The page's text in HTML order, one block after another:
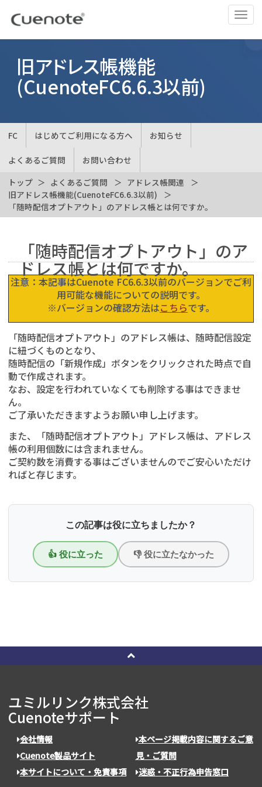
ナ
ビ
ゲ
切
旧アドレス帳機能
(CuenoteFC6.6.3以前)
FC はじめてご利用になる方へ お知らせ
よくあるご質問
お問い合わせ
トップ
よくあるご質問
アドレス帳関連
旧アドレス帳機能(CuenoteFC6.6.3以前)
「随時配信オプトアウト」のアドレス帳とは何ですか。
「随時配信オプトアウト」のア
ドレス帳とは何ですか。
注意：本記事はCuenote FC6.6.3以前のバージョンでご利
用可能な機能についての説明です。
※バージョンの確認方法はこちらです。
「随時配信オプトアウト」のアドレス帳は、随時配信設定
に紐づくものとなり、
随時配信の「新規作成」ボタンをクリックされた時点で自
動で作成されます。
なお、設定を行われていなくても削除する事はできませ
ん。
ご了承いただきますようお願い申し上げます。
また、「随時配信オプトアウト」アドレス帳は、アドレス
帳の利用個数には含まれません。
ご契約数を消費する事はございませんのでご安心いただけ
ればと存じます。
この記事は役に立ちましたか？
👍 役に立った 👎 役に立たなかった
ユミルリンク株式会社
Cuenoteサポート
会社情報
Cuenote製品サイト
本サイトについて・免責事項
本ページ掲載内容に関するご意
見・ご質問
迷惑・不正行為申告窓口